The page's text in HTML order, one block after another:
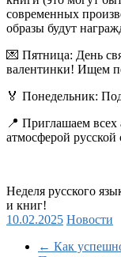
современных
образы будут
💌 Пятница: День
валентинки! Ищем
🏅 Понедельник:
📍 Приглашаем всех
атмосферой русской
Неделя русского
и книг!
10.02.2025 Новости
← Как